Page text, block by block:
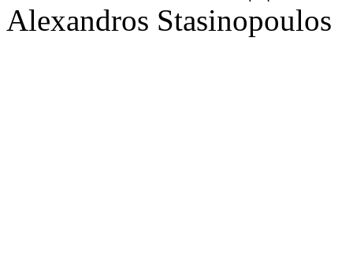
Alexandros Stasinopoulos